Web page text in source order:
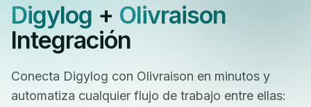
Digylog + Olivraison
Integración
Conecta Digylog con Olivraison en minutos y
automatiza cualquier flujo de trabajo entre ellas: